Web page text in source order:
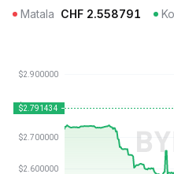
Matala CHF 2.558791